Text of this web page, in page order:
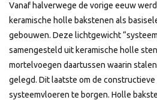
Vanaf halverwege de vorige eeuw
keramische holle bakstenen als
gebouwen. Deze lichtgewicht
samengesteld uit keramische holle
mortelvoegen daartussen waarin
gelegd. Dit laatste om de
systeemvloeren te borgen. Holle